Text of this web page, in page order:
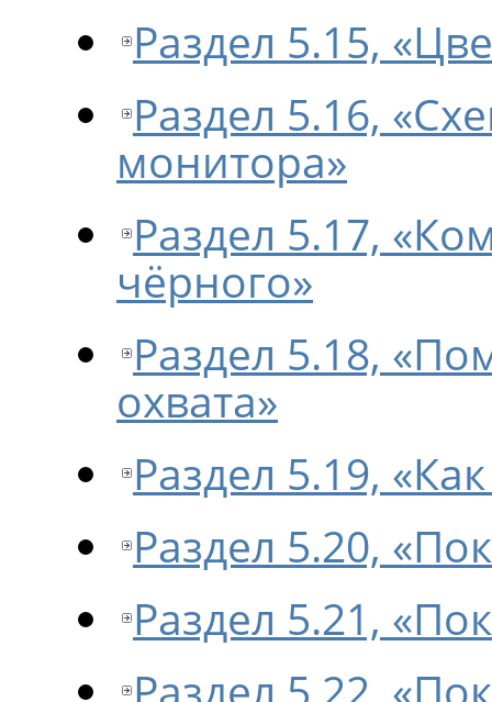
Раздел 5.15,
Раздел 5.16,
монитора»
Раздел 5.17,
чёрного»
Раздел 5.18,
охвата»
Раздел 5.19,
Раздел 5.20,
Раздел 5.21,